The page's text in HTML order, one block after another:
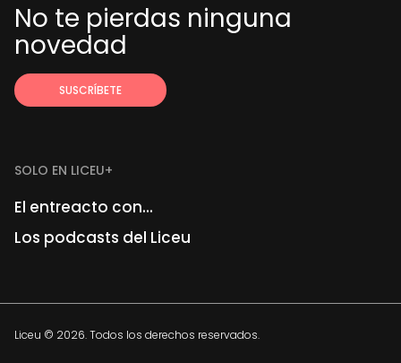
No te pierdas ninguna
novedad
SOLO EN LICEU+
El entreacto con...
Los podcasts del Liceu
Liceu © 2026. Todos los derechos reservados.